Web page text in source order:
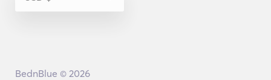
BednBlue © 2026